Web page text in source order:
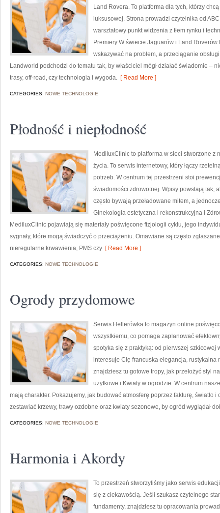
Land Rovera. To platforma dla tych, którzy
luksusowej. Strona prowadzi czytelnika od
warsztatowy punkt widzenia z tłem rynku i
Premiery W świecie Jaguarów i Land
wskazywać na problem, a przeciąganie
Landworld podchodzi do tematu tak, by właściciel mógł działać świadomie –
trasy, off-road, czy technologia i wygoda. [ Read More ]
CATEGORIES: NOWE TECHNOLOGIE
Płodność i niepłodność
MediluxClinic to platforma w sieci stworzone z
życia. To serwis internetowy, który łączy
potrzeb. W centrum tej przestrzeni stoi
świadomości zdrowotnej. Wpisy powstają tak,
często bywają przeładowane mitem, a
Ginekologia estetyczna i rekonstrukcyjna i
MediluxClinic pojawiają się materiały poświęcone fizjologii cyklu, jego
sygnały, które mogą świadczyć o przeciążeniu. Omawiane są często
nieregularne krwawienia, PMS czy [ Read More ]
CATEGORIES: NOWE TECHNOLOGIE
Ogrody przydomowe
Serwis Hellerówka to magazyn online
wszystkiemu, co pomaga zaplanować
spotyka się z praktyką: od pierwszej
interesuje Cię francuska elegancja, rustykalna
znajdziesz tu gotowe tropy, jak przełożyć styl
użytkowe i Kwiaty w ogrodzie. W centrum
mają charakter. Pokazujemy, jak budować atmosferę poprzez fakturę, światło
zestawiać krzewy, trawy ozdobne oraz kwiaty sezonowe, by ogród wyglądał
CATEGORIES: NOWE TECHNOLOGIE
Harmonia i Akordy
To przestrzeń stworzyliśmy jako serwis
się z ciekawością. Jeśli szukasz czytelnego
fundamenty, znajdziesz tu opracowania